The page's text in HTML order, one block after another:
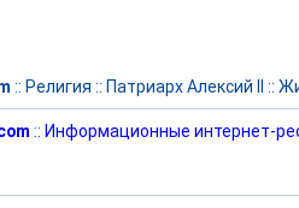
:: Религия :: Патриарх Алексий II ::
:: Информационные интернет-